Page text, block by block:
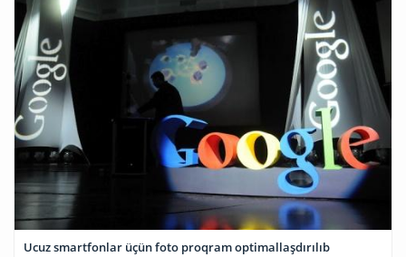
Ucuz smartfonlar üçün foto proqram optimallaşdırılıb